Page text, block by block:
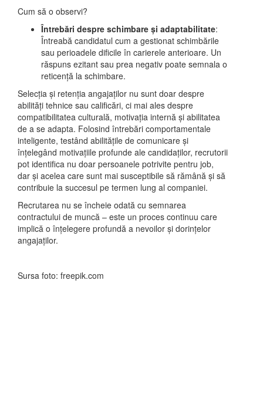
Cum să o observi?
Întrebări despre schimbare și adaptabilitate:
Întreabă candidatul cum a gestionat schimbările
sau perioadele dificile în carierele anterioare. Un
răspuns ezitant sau prea negativ poate semnala o
reticență la schimbare.
Selecția și retenția angajaților nu sunt doar despre
abilități tehnice sau calificări, ci mai ales despre
compatibilitatea culturală, motivația internă și abilitatea
de a se adapta. Folosind întrebări comportamentale
inteligente, testând abilitățile de comunicare și
înțelegând motivațiile profunde ale candidaților, recrutorii
pot identifica nu doar persoanele potrivite pentru job,
dar și acelea care sunt mai susceptibile să rămână și să
contribuie la succesul pe termen lung al companiei.
Recrutarea nu se încheie odată cu semnarea
contractului de muncă – este un proces continuu care
implică o înțelegere profundă a nevoilor și dorințelor
angajaților.
Sursa foto: freepik.com